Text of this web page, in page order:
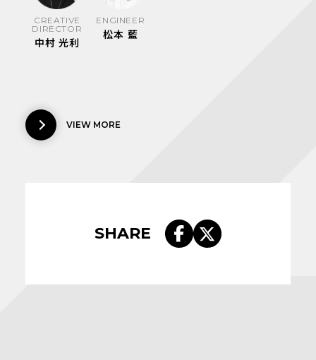
CREATIVE
DIRECTOR
中村 光利
ENGINEER
松本 藍
VIEW MORE
SHARE